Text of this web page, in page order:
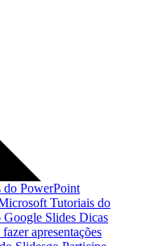
do PowerPoint
Tutoriais do
Google Slides Dicas
apresentações